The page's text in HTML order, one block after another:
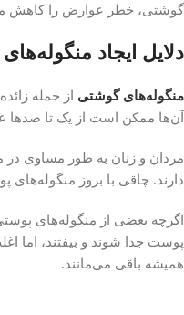
گوشتی، خطر عوارض را کاهش
دلایل ایجاد
منگوله‌های گوشتی از جمله
آن‌ها ممکن است از یک تا صد‌ها
مردان و زنان به طور مساوی در
دارند. چاقی با بروز منگوله‌های
اگرچه بعضی از منگوله‌های
پوست جدا شوند و بیفتند، اما
همیشه باقی می‌مانند.